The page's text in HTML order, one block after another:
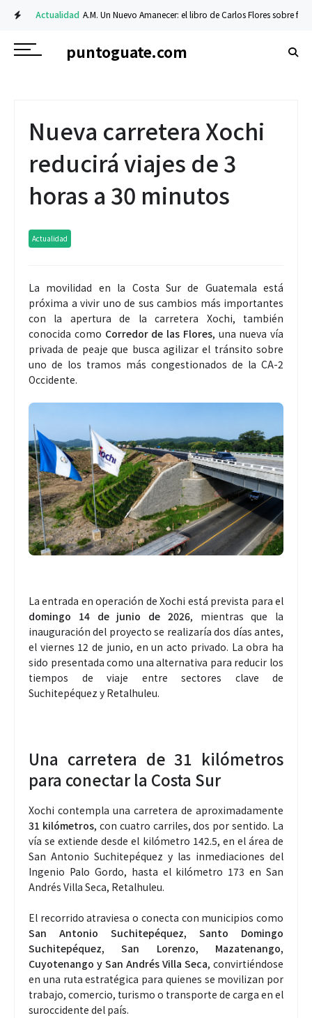
Actualidad A.M. Un Nuevo Amanecer: el libro de Carlos Flores sobre fe y
puntoguate.com
Nueva carretera Xochi
reducirá viajes de 3
horas a 30 minutos
Actualidad
La movilidad en la Costa Sur de Guatemala está
próxima a vivir uno de sus cambios más importantes
con la apertura de la carretera Xochi, también
conocida como Corredor de las Flores, una nueva vía
privada de peaje que busca agilizar el tránsito sobre
uno de los tramos más congestionados de la CA-2
Occidente.
La entrada en operación de Xochi está prevista para el
domingo 14 de junio de 2026, mientras que la
inauguración del proyecto se realizaría dos días antes,
el viernes 12 de junio, en un acto privado. La obra ha
sido presentada como una alternativa para reducir los
tiempos de viaje entre sectores clave de
Suchitepéquez y Retalhuleu.
Una carretera de 31 kilómetros
para conectar la Costa Sur
Xochi contempla una carretera de aproximadamente
31 kilómetros, con cuatro carriles, dos por sentido. La
vía se extiende desde el kilómetro 142.5, en el área de
San Antonio Suchitepéquez y las inmediaciones del
Ingenio Palo Gordo, hasta el kilómetro 173 en San
Andrés Villa Seca, Retalhuleu.
El recorrido atraviesa o conecta con municipios como
San Antonio Suchitepéquez, Santo Domingo
Suchitepéquez, San Lorenzo, Mazatenango,
Cuyotenango y San Andrés Villa Seca, convirtiéndose
en una ruta estratégica para quienes se movilizan por
trabajo, comercio, turismo o transporte de carga en el
suroccidente del país.